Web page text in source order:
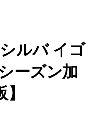
ルバ イゴ
ーズン加